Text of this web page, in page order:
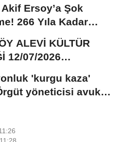
Ersoy’a Şok
266 Yıla Kadar
ALEVİ KÜLTÜR
12/07/2026
'kurgu kaza'
yöneticisi avukat